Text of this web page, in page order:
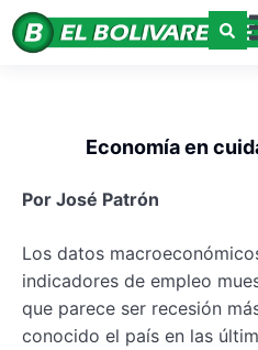
Economía en
Por José Patrón
Los datos
indicadores de empleo
que parece ser recesión
conocido el país en las